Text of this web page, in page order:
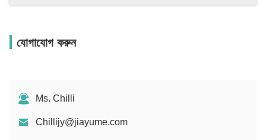
যোগাযোগ করুন
Ms. Chilli
Chillijy@jiayume.com